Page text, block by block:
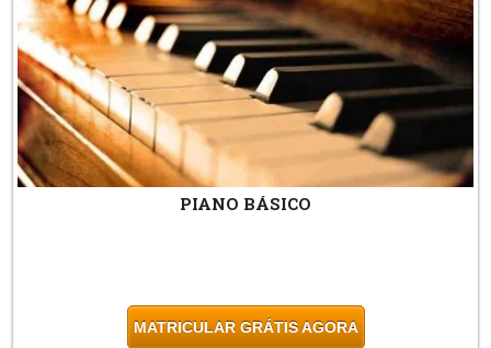
PIANO BÁSICO
MATRICULAR GRÁTIS AGORA